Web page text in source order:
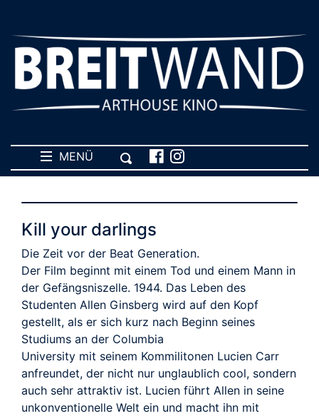
MENÜ
TRAILER
Kill your darlings
Die Zeit vor der Beat Generation.
Der Film beginnt mit einem Tod und einem Mann in
der Gefängsniszelle. 1944. Das Leben des
Studenten Allen Ginsberg wird auf den Kopf
gestellt, als er sich kurz nach Beginn seines
Studiums an der Columbia
University mit seinem Kommilitonen Lucien Carr
anfreundet, der nicht nur unglaublich cool, sondern
auch sehr attraktiv ist. Lucien führt Allen in seine
unkonventionelle Welt ein und macht ihn mit